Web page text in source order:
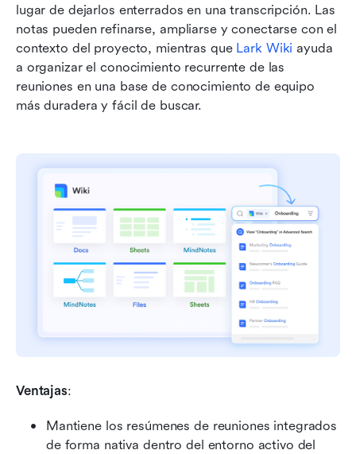
lugar de dejarlos enterrados en una transcripción. Las
notas pueden refinarse, ampliarse y conectarse con el
contexto del proyecto, mientras que Lark Wiki ayuda
a organizar el conocimiento recurrente de las
reuniones en una base de conocimiento de equipo
más duradera y fácil de buscar.
Ventajas:
Mantiene los resúmenes de reuniones integrados
de forma nativa dentro del entorno activo del